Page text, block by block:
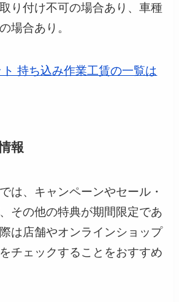
り付け不可の場合あり、車種
場合あり。
持ち込み作業工賃の一覧は
報
は、キャンペーンやセール・
その他の特典が期間限定であ
は店舗やオンラインショップ
チェックすることをおすすめ